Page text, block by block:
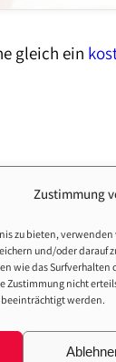
Zustimmung
zu bieten, verwenden
und/oder darauf
wie das Surfverhalten
Zustimmung nicht
werden.
gleich ein